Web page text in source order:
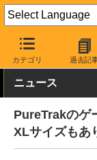
カテゴリ 過去記
AKIBA PC Hotline!
ニュース
PureTrakのゲ
XLサイズもあ